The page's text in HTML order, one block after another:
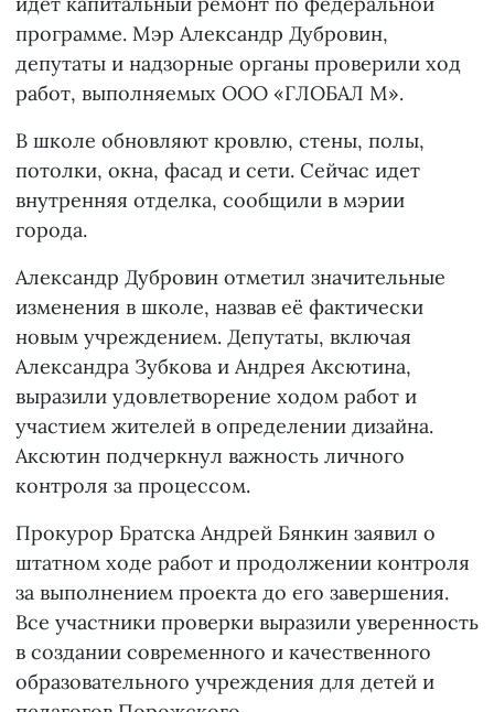
программе. Мэр Александр Дубровин,
депутаты и надзорные органы проверили ход
работ, выполняемых ООО «ГЛОБАЛ М».
В школе обновляют кровлю, стены, полы,
потолки, окна, фасад и сети. Сейчас идет
внутренняя отделка, сообщили в мэрии
города.
Александр Дубровин отметил значительные
изменения в школе, назвав её фактически
новым учреждением. Депутаты, включая
Александра Зубкова и Андрея Аксютина,
выразили удовлетворение ходом работ и
участием жителей в определении дизайна.
Аксютин подчеркнул важность личного
контроля за процессом.
Прокурор Братска Андрей Бянкин заявил о
штатном ходе работ и продолжении контроля
за выполнением проекта до его завершения.
Все участники проверки выразили уверенность
в создании современного и качественного
образовательного учреждения для детей и